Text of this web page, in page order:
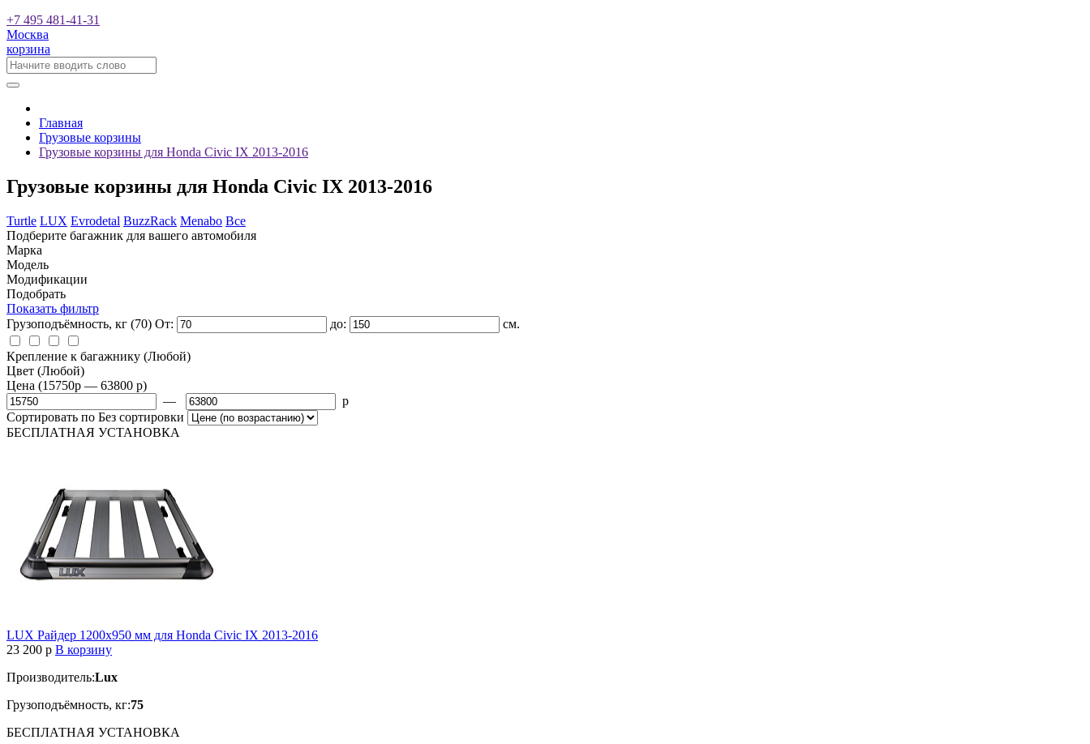
+7 495 481-41-31
Москва
корзина
Главная
Грузовые корзины
Грузовые корзины для Honda Civic IX 2013-2016
Грузовые корзины для Honda Civic IX 2013-2016
Turtle LUX Evrodetal BuzzRack Menabo Все
Подберите багажник для вашего автомобиля
Марка
Модель
Модификации
Подобрать
Показать фильтр
Грузоподъёмность, кг (70) От: до: см.
Крепление к багажнику (Любой)
Цвет (Любой)
Цена (15750p — 63800 p)
—
p
Сортировать по Без сортировки
БЕСПЛАТНАЯ УСТАНОВКА
LUX Райдер 1200х950 мм для Honda Civic IX 2013-2016
23 200 p В корзину
Производитель:Lux
Грузоподъёмность, кг:75
БЕСПЛАТНАЯ УСТАНОВКА